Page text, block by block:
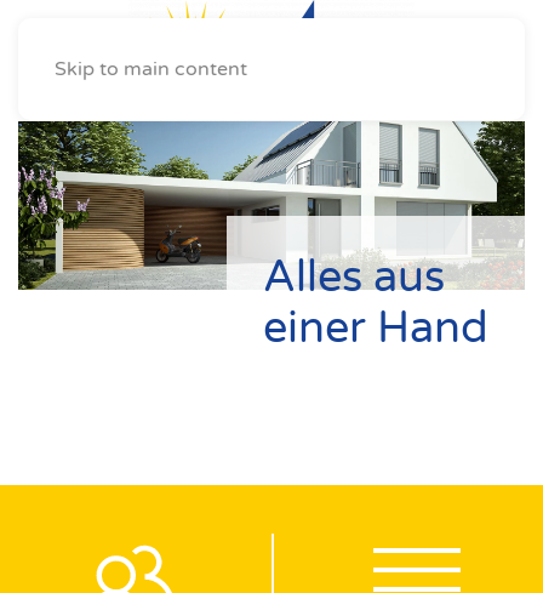
Skip to main content
Alles aus
einer Hand